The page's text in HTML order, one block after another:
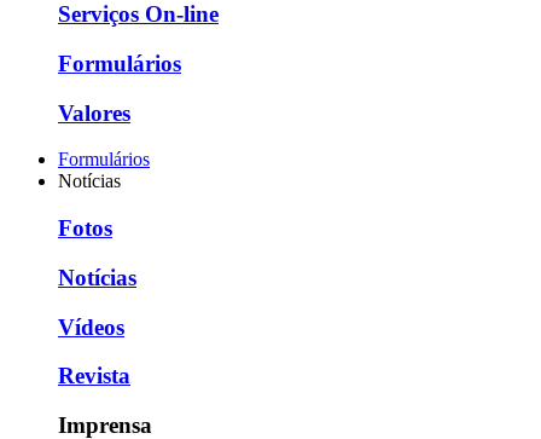
Serviços On-line
Formulários
Valores
Formulários
Notícias
Fotos
Notícias
Vídeos
Revista
Imprensa